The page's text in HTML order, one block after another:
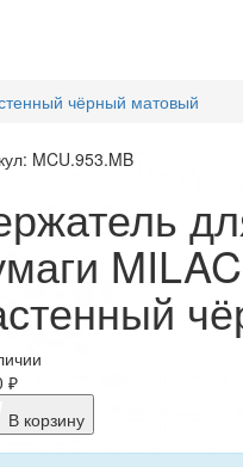
чёрный матовый
MCU.953.MB
₽
В корзину